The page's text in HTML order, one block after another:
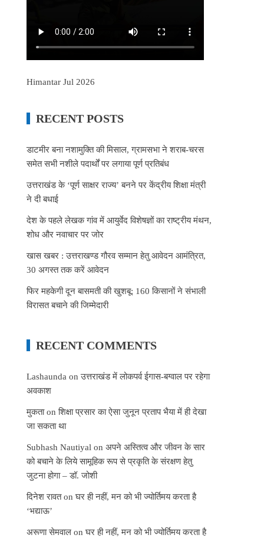
Himantar Jul 2026
RECENT POSTS
डाटमीर बना नशामुक्ति की मिसाल, ग्रामसभा ने शराब-चरस
समेत सभी नशीले पदार्थों पर लगाया पूर्ण प्रतिबंध
उत्तराखंड के ‘पूर्ण साक्षर राज्य’ बनने पर केंद्रीय शिक्षा मंत्री
ने दी बधाई
देश के पहले लेखक गांव में आयुर्वेद विशेषज्ञों का राष्ट्रीय मंथन,
शोध और नवाचार पर जोर
खास खबर : उत्तराखण्ड गौरव सम्मान हेतु आवेदन आमंत्रित,
30 अगस्त तक करें आवेदन
फिर महकेगी दून बासमती की खुशबू: 160 किसानों ने संभाली
विरासत बचाने की जिम्मेदारी
RECENT COMMENTS
Lashaunda onउत्तराखंड में लोकपर्व ईगास-बग्वाल पर रहेगा
अवकाश
मुकताonशिक्षा प्रसार का ऐसा जुनून प्रताप भैया में ही देखा
जा सकता था
Subhash Nautiyal onअपने अस्तित्व और जीवन के सार
को बचाने के लिये सामूहिक रूप से प्रकृति के संरक्षण हेतु
जुटना होगा – डॉ. जोशी
दिनेश रावतonघर ही नहीं, मन को भी ज्योर्तिमय करता है
‘भद्याऊ’
अरूणा सेमवाल onघर ही नहीं, मन को भी ज्योर्तिमय करता है